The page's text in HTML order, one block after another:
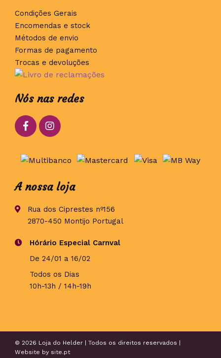
Condições Gerais
Encomendas e stock
Métodos de envio
Formas de pagamento
Trocas e devoluções
Nós nas redes
A nossa loja
Rua dos Ciprestes nº156
2870-450 Montijo Portugal
Hórário Especial Carnval
De 24/01 a 16/02
Todos os Dias
10h-13h / 14h-19h
© 2026 Loja do Helder | Todos os direitos reservados |
Website by site.pt